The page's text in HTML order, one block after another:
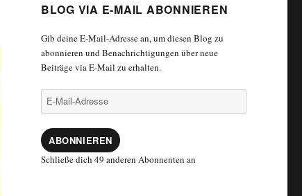
BLOG VIA E-MAIL ABONNIEREN
Gib deine E-Mail-Adresse an, um diesen Blog zu
abonnieren und Benachrichtigungen über neue
Beiträge via E-Mail zu erhalten.
E-
Mail-
ABONNIEREN
Schließe dich 49 anderen Abonnenten an